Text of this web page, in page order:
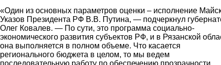
«Один из основных параметров оценки – исполнение
Указов Президента РФ В.В. Путина, — подчеркнул
Олег Ковалев. — По сути, это программа социально-
экономического развития субъектов РФ, и в Рязанской
она выполняется в полном объеме. Что касается
регионального бюджета в целом, то мы ведем
последовательную работу по обеспечению прозрачности